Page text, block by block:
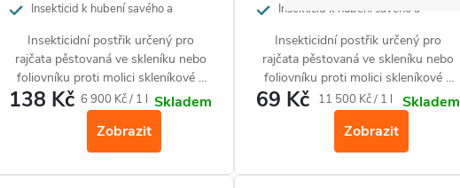
Insekticid k hubení savého a
Insekticidní postřik určený pro
rajčata pěstovaná ve skleníku nebo
foliovníku proti molici skleníkové a
mandelince bramborové.
138 Kč Měrná
6 900 Kč / 1 l Skladem
Zobrazit
Insekticid k hubení savého a
Insekticidní postřik určený pro
rajčata pěstovaná ve skleníku nebo
foliovníku proti molici skleníkové a
mandelince bramborové.
69 Kč
Měrná
11 500 Kč / 1 l
Skladem
Zobrazit